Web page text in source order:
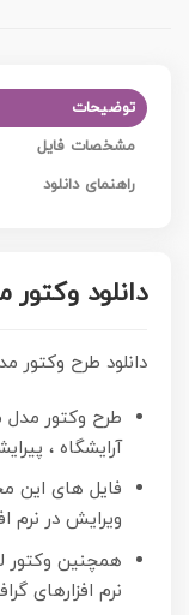
توضیحات
مشخصات فایل
راهنمای دانلود
دانلود
دانلود طرح وکتور
طرح وکتور مدل
آرایشگاه ،
ویرایش در نرم
همچنین وکتور
نرم افزارهای